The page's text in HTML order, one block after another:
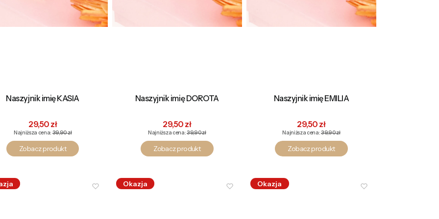
Naszyjnik imię KASIA
Cena promocyjna
29,50 zł
Najniższa cena: 39,90 zł
Zobacz produkt
Naszyjnik imię DOROTA
Cena promocyjna
29,50 zł
Najniższa cena:39,90 zł
Zobacz produkt
Naszyjnik imię EMILIA
Cena promocyjna
29,50 zł
Najniższa cena:39,90 zł
Zobacz produkt
Okazja Okazja